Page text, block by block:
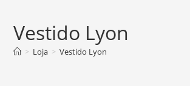
Vestido Lyon
> Loja > Vestido Lyon